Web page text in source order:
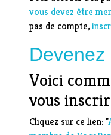
vous devez être
pas de compte,
Voici
vous
Cliquez sur ce lien: "